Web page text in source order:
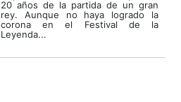
20 años de la partida de un gran
rey. Aunque no haya logrado la
corona en el Festival de la
Leyenda...